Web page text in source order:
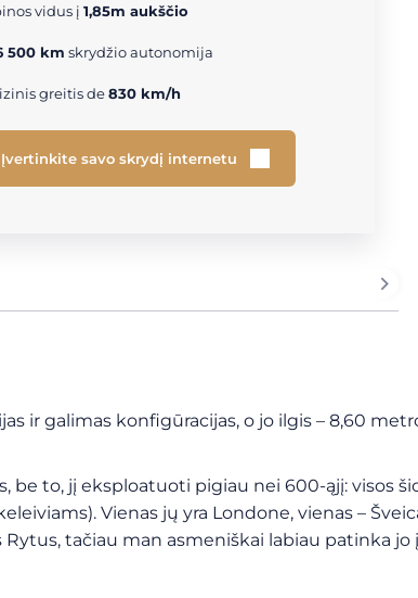
vidus į 1,85m aukščio
500 km skrydžio autonomija
greitis de830 km/h
Įvertinkite savo skrydį internetu
ir galimas konfigūracijas, o jo ilgis – 8,60
to, jį eksploatuoti pigiau nei 600-ąjį: visos
Vienas jų yra Londone, vienas –
tačiau man asmeniškai labiau patinka jo